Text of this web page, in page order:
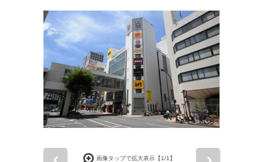
画像タップで拡大表示【1/1】